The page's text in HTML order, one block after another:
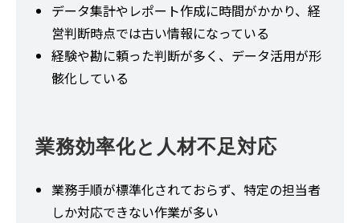
データ集計やレポート作成に時間がかかり、経
営判断時点では古い情報になっている
経験や勘に頼った判断が多く、データ活用が形
骸化している
業務効率化と人材不足対応
業務手順が標準化されておらず、特定の担当者
しか対応できない作業が多い